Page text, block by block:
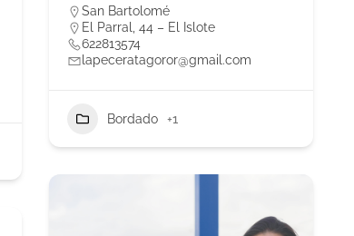
San Bartolomé
El Parral, 44 – El Islote
622813574
lapeceratagoror@gmail.com
Bordado +1